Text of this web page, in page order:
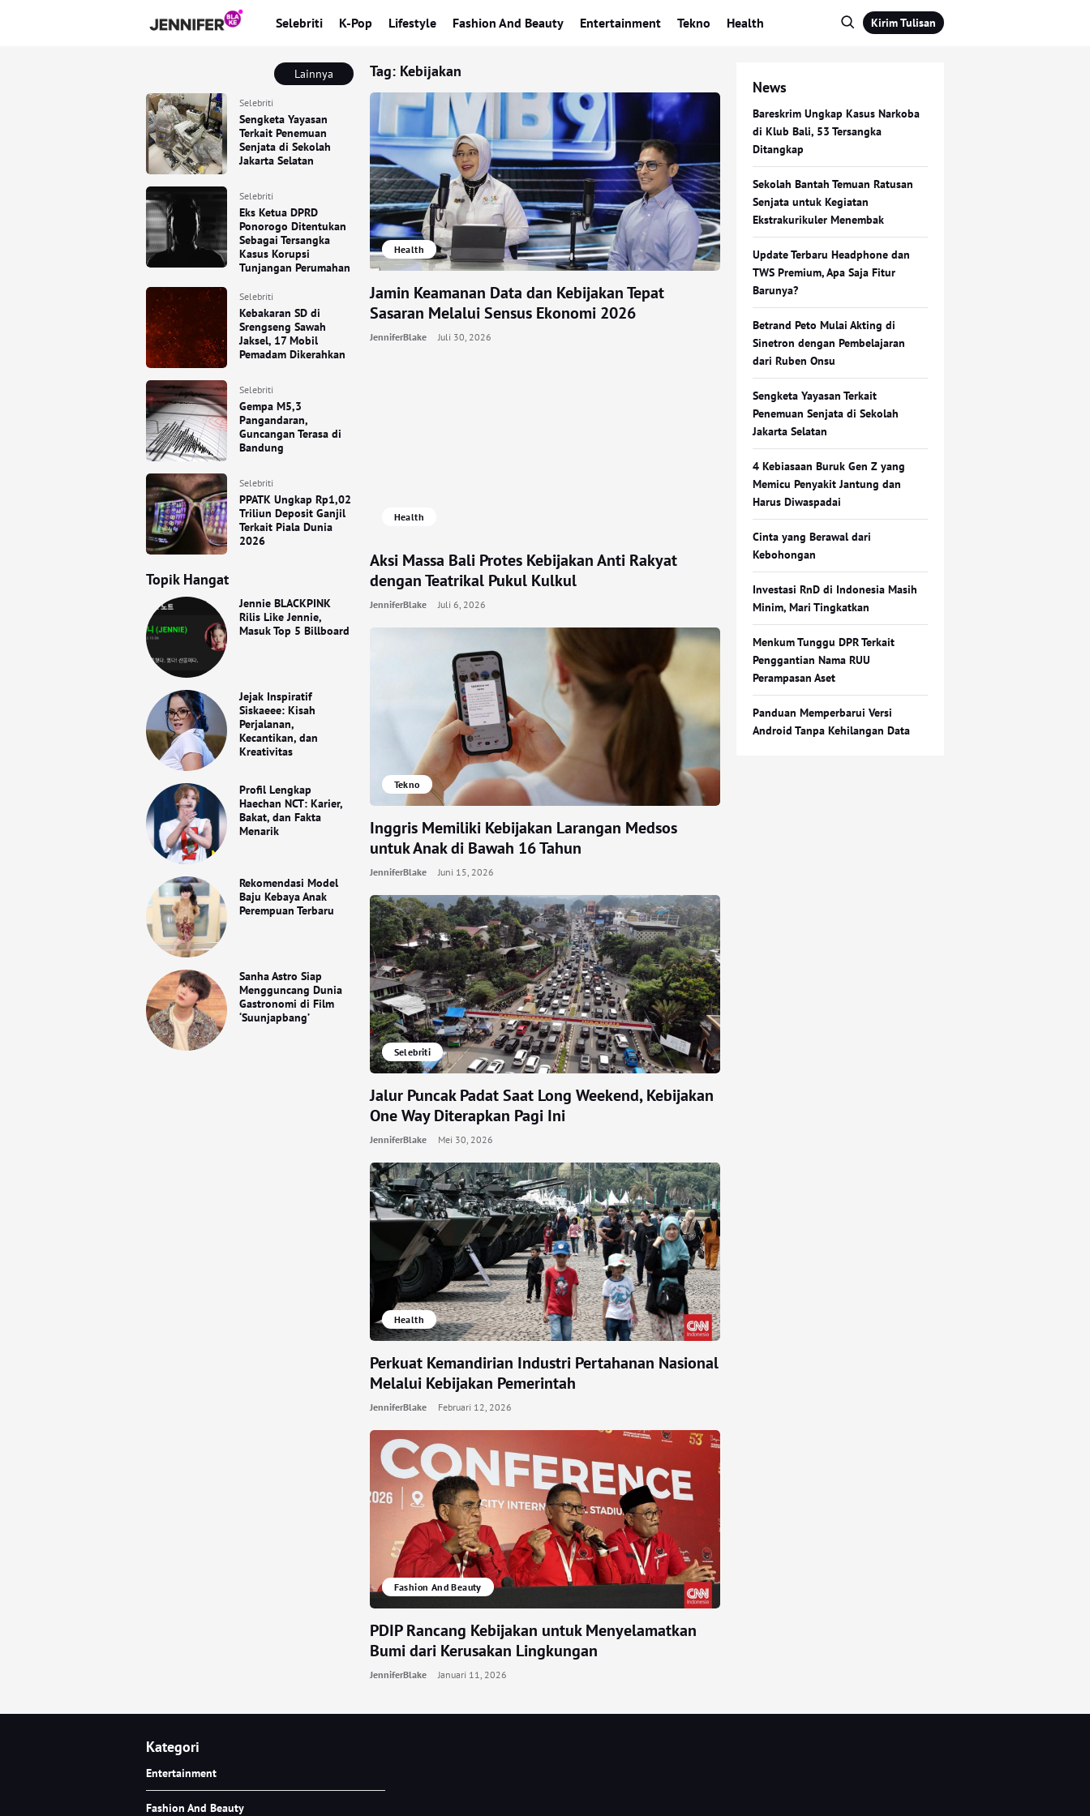
Selebriti K-Pop Lifestyle Fashion And Beauty Entertainment Tekno Health Kirim Tulisan
Lainnya
Selebriti
Sengketa Yayasan
Terkait Penemuan
Senjata di Sekolah
Jakarta Selatan
Selebriti
Eks Ketua DPRD
Ponorogo Ditentukan
Sebagai Tersangka
Kasus Korupsi
Tunjangan Perumahan
Selebriti
Kebakaran SD di
Srengseng Sawah
Jaksel, 17 Mobil
Pemadam Dikerahkan
Selebriti
Gempa M5,3
Pangandaran,
Guncangan Terasa di
Bandung
Selebriti
PPATK Ungkap Rp1,02
Triliun Deposit Ganjil
Terkait Piala Dunia
2026
Topik Hangat
Jennie BLACKPINK
Rilis Like Jennie,
Masuk Top 5 Billboard
Jejak Inspiratif
Siskaeee: Kisah
Perjalanan,
Kecantikan, dan
Kreativitas
Profil Lengkap
Haechan NCT: Karier,
Bakat, dan Fakta
Menarik
Rekomendasi Model
Baju Kebaya Anak
Perempuan Terbaru
Sanha Astro Siap
Mengguncang Dunia
Gastronomi di Film
‘Suunjapbang’
Tag: Kebijakan
Health
Jamin Keamanan Data dan Kebijakan Tepat
Sasaran Melalui Sensus Ekonomi 2026
JenniferBlake Juli 30, 2026
Health
Aksi Massa Bali Protes Kebijakan Anti Rakyat
dengan Teatrikal Pukul Kulkul
JenniferBlake Juli 6, 2026
Tekno
Inggris Memiliki Kebijakan Larangan Medsos
untuk Anak di Bawah 16 Tahun
JenniferBlake Juni 15, 2026
Selebriti
Jalur Puncak Padat Saat Long Weekend, Kebijakan
One Way Diterapkan Pagi Ini
JenniferBlake Mei 30, 2026
Health
Perkuat Kemandirian Industri Pertahanan Nasional
Melalui Kebijakan Pemerintah
JenniferBlake Februari 12, 2026
Fashion And Beauty
PDIP Rancang Kebijakan untuk Menyelamatkan
Bumi dari Kerusakan Lingkungan
JenniferBlake Januari 11, 2026
News
Bareskrim Ungkap Kasus Narkoba
di Klub Bali, 53 Tersangka
Ditangkap
Sekolah Bantah Temuan Ratusan
Senjata untuk Kegiatan
Ekstrakurikuler Menembak
Update Terbaru Headphone dan
TWS Premium, Apa Saja Fitur
Barunya?
Betrand Peto Mulai Akting di
Sinetron dengan Pembelajaran
dari Ruben Onsu
Sengketa Yayasan Terkait
Penemuan Senjata di Sekolah
Jakarta Selatan
4 Kebiasaan Buruk Gen Z yang
Memicu Penyakit Jantung dan
Harus Diwaspadai
Cinta yang Berawal dari
Kebohongan
Investasi RnD di Indonesia Masih
Minim, Mari Tingkatkan
Menkum Tunggu DPR Terkait
Penggantian Nama RUU
Perampasan Aset
Panduan Memperbarui Versi
Android Tanpa Kehilangan Data
Kategori
Entertainment
Fashion And Beauty